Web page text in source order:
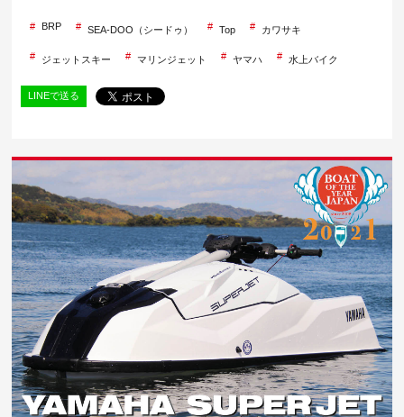
BRP SEA-DOO（シードゥ） Top カワサキ
ジェットスキー マリンジェット ヤマハ 水上バイク
LINEで送る